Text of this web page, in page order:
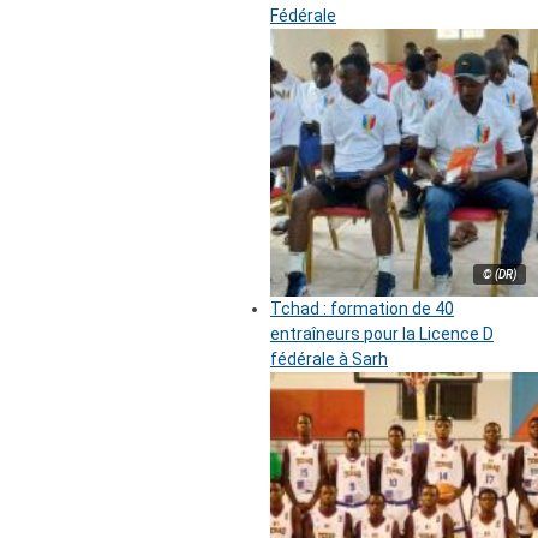
Fédérale
© (DR)
Tchad : formation de 40
entraîneurs pour la Licence D
fédérale à Sarh